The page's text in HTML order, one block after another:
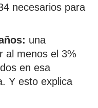
necesarios para
una
al menos el 3%
en esa
Y esto explica